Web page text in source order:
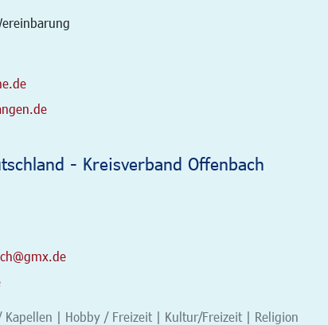
- Kreisverband Offenbach
Kapellen | Hobby / Freizeit | Kultur/Freizeit | Religion